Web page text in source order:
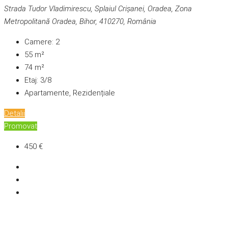
Strada Tudor Vladimirescu, Splaiul Crișanei, Oradea, Zona
Metropolitană Oradea, Bihor, 410270, România
Camere: 2
55 m²
74 m²
Etaj: 3/8
Apartamente, Rezidențiale
Detalii
Promovat
450 €